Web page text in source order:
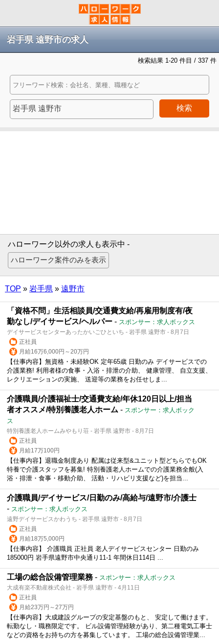
岩手県 遠野市の求人
検索結果 1-20 件目 / 337 件
検索
ハローワーク以外の求人も表示中 -
TOP » 岩手県 » 遠野市
「資格不問」生活相談員/交通費支給/再雇用制度有/夜
勤なし/デイサービス/ヘルパー - スポンサー：求人ボックス
デイサービスセンターあったかいごひといち - 岩手県 遠野市 - 8月7日
正社員
月給16万6,000円～20万円
【仕事内容】無資格・未経験OK 定年65歳 日勤のみ デイサービスでの
介護業務! 利用者様の食事・入浴・排泄の介助、 健康管理、 自立支援、
レクリエーションの実施、 送迎等の業務をお任せしま...
介護職員/介護福祉士/交通費支給/年休120日以上/担当
者オススメ/特別養護老人ホーム - スポンサー：求人ボック
ス
特別養護老人ホームみやもり荘 - 岩手県 遠野市 - 8月7日
正社員
月給17万100円
【仕事内容】退職金制度あり 配属は従来型&ユニット型どちらでもOK
特養で介護スタッフを募集! 特別養護老人ホームでの介護業務全般(入
浴・排泄・食事・移動介助、 活動・リハビリ支援など)を担当...
介護職員/デイサービス/日勤のみ/高給与/遠野市/介護士
- スポンサー：求人ボックス
遠野デイサービスかわうち - 岩手県 遠野市 - 8月7日
正社員
月給18万5,000円
【仕事内容】 介護職員 正社員 老人デイサービスセンター 日勤のみ
185000円 岩手県遠野市中央通り11-1 年間休日114日 ...
工場の総合設備管理業務 - スポンサー：求人ボックス
大成有楽不動産株式会社 - 岩手県 遠野市 - 4月11日
正社員
月給23万円～27万円
【仕事内容】大成建設グループの安定基盤のもと、 安定して働けます。
転勤なし・職務限定です。 ビル設備管理経験があり、第二種電気工事士
などの資格をお持ちの方を募集しています。 工場の総合設備管理業...